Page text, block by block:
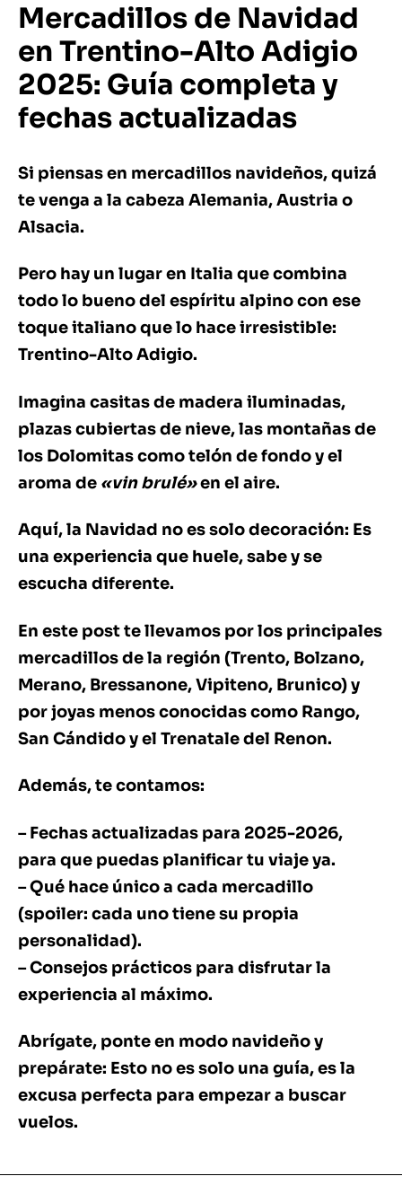
Mercadillos de Navidad
en Trentino-Alto Adigio
2025: Guía completa y
fechas actualizadas
Si piensas en mercadillos navideños, quizá
te venga a la cabeza Alemania, Austria o
Alsacia.
Pero hay un lugar en Italia que combina
todo lo bueno del espíritu alpino con ese
toque italiano que lo hace irresistible:
Trentino-Alto Adigio.
Imagina casitas de madera iluminadas,
plazas cubiertas de nieve, las montañas de
los Dolomitas como telón de fondo y el
aroma de «vin brulé»en el aire.
Aquí, la Navidad no es solo decoración: Es
una experiencia que huele, sabe y se
escucha diferente.
En este post te llevamos por los principales
mercadillos de la región (Trento, Bolzano,
Merano, Bressanone, Vipiteno, Brunico) y
por joyas menos conocidas como Rango,
San Cándido y el Trenatale del Renon.
Además, te contamos:
– Fechas actualizadas para 2025-2026,
para que puedas planificar tu viaje ya.
– Qué hace único a cada mercadillo
(spoiler: cada uno tiene su propia
personalidad).
– Consejos prácticos para disfrutar la
experiencia al máximo.
Abrígate, ponte en modo navideño y
prepárate: Esto no es solo una guía, es la
excusa perfecta para empezar a buscar
vuelos.